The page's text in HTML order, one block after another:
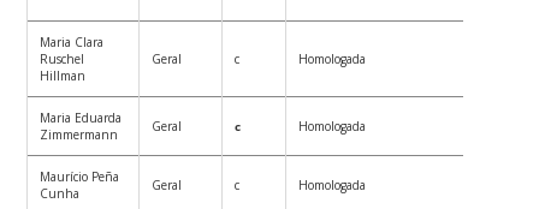
Maria Clara
Ruschel
Hillman
Geral c Homologada
Maria Eduarda
Zimmermann
Geral c Homologada
Maurício Peña
Cunha
Geral c Homologada